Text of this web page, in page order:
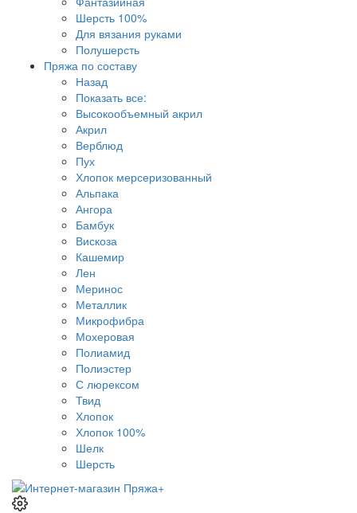
Шерсть 100%
Для вязания руками
Полушерсть
Пряжа по составу
Назад
Показать все:
Высокообъемный акрил
Акрил
Верблюд
Пух
Хлопок мерсеризованный
Альпака
Ангора
Бамбук
Вискоза
Кашемир
Лен
Меринос
Металлик
Микрофибра
Мохеровая
Полиамид
Полиэстер
С люрексом
Твид
Хлопок
Хлопок 100%
Шелк
Шерсть